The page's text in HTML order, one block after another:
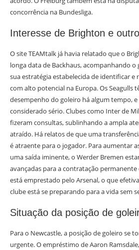
concorrência na Bundesliga.
Interesse de Brighton e
O site TEAMtalk já havia relatado que o
longa data de Backhaus, acompanhando
sua estratégia estabelecida de identificar
com alto potencial na Europa. Os Seagulls
desempenho do goleiro há algum tempo, e
considerado sério. Clubes como Inter de
fizeram consultas, sublinhando a ampla
atraído. Há relatos de que uma
é atraente para o jogador. Para aumentar
uma saída iminente, o Werder Bremen
avançadas para a contratação
está emprestado pelo Arsenal, o que
clube está se preparando para a vida sem
Situação da posição de
Para o Newcastle, a posição de goleiro se
urgente. O empréstimo de Aaron